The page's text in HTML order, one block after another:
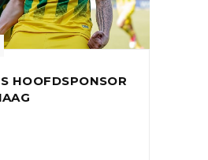
HOOFDSPONSOR